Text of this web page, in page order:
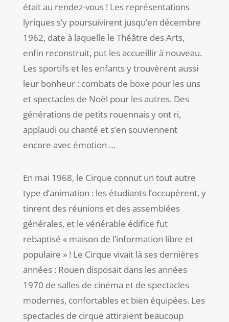
était au rendez-vous ! Les représentations
lyriques s’y poursuivirent jusqu’en décembre
1962, date à laquelle le Théâtre des Arts,
enfin reconstruit, put les accueillir à nouveau.
Les sportifs et les enfants y trouvèrent aussi
leur bonheur : combats de boxe pour les uns
et spectacles de Noël pour les autres. Des
générations de petits rouennais y ont ri,
applaudi ou chanté et s’en souviennent
encore avec émotion …
En mai 1968, le Cirque connut un tout autre
type d’animation : les étudiants l’occupèrent, y
tinrent des réunions et des assemblées
générales, et le vénérable édifice fut
rebaptisé « maison de l’information libre et
populaire » ! Le Cirque vivait là ses dernières
années : Rouen disposait dans les années
1970 de salles de cinéma et de spectacles
modernes, confortables et bien équipées. Les
spectacles de cirque attiraient beaucoup